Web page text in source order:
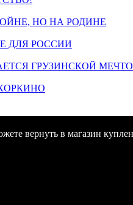
НО НА РОДИНЕ
ДЛЯ РОССИИ
ГРУЗИНСКОЙ
вернуть в магазин